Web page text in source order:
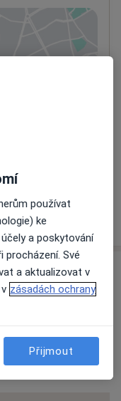
v nové záložce
aktivní
používat
ke
a poskytování
procházení. Své
a aktualizovat v
zásadách ochrany
Přijmout